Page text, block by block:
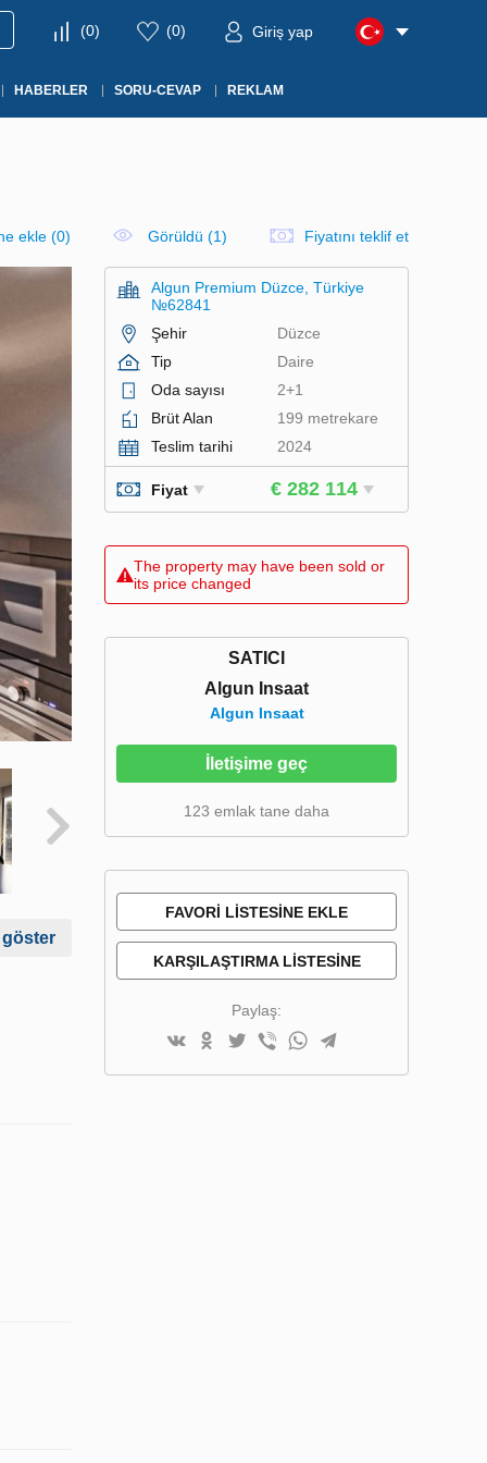
(0) (0) Giriş yap
HABERLER SORU-CEVAP REKLAM
ekle (0) Görüldü (1) Fiyatını teklif et
göster
Algun Premium Düzce, Türkiye
№62841
Şehir
Düzce
Tip
Daire
Oda sayısı
2+1
Brüt Alan
199 metrekare
Teslim tarihi
2024
Fiyat € 282 114
The property may have been sold or
its price changed
SATICI
Algun Insaat
Algun Insaat
İletişime geç
123 emlak tane daha
FAVORI LISTESINE EKLE
KARŞILAŞTIRMA LISTESINE
Paylaş: